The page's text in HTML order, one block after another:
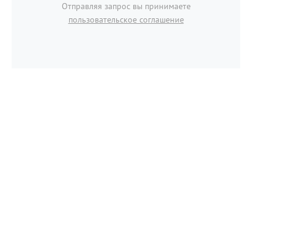
Отправляя запрос вы принимаете
пользовательское соглашение